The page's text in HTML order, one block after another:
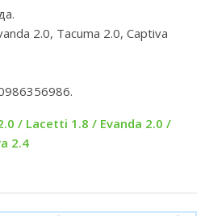
2.0, Tacuma 2.0, Captiva
/ Lacetti 1.8 / Evanda 2.0 /
2.4